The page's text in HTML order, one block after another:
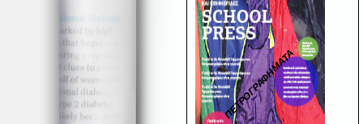
ΠΕΤΡΟΓΡΑΦΗΜΑΤΑ